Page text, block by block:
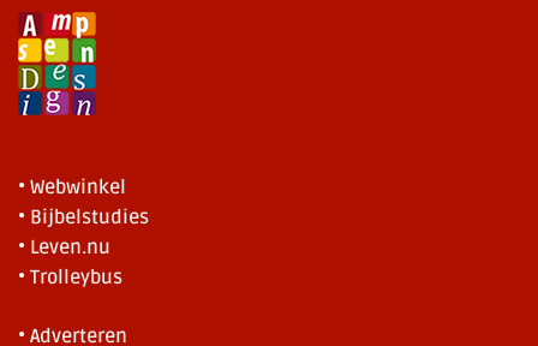
• Webwinkel
• Bijbelstudies
• Leven.nu
• Trolleybus
• Adverteren